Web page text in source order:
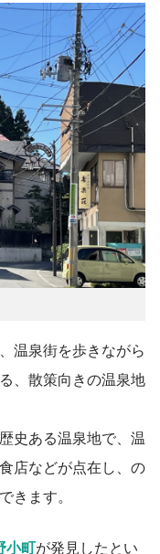
温泉街を歩きながら
、散策向きの温泉地
史ある温泉地で、温
店などが点在し、の
きます。
小町が発見したとい